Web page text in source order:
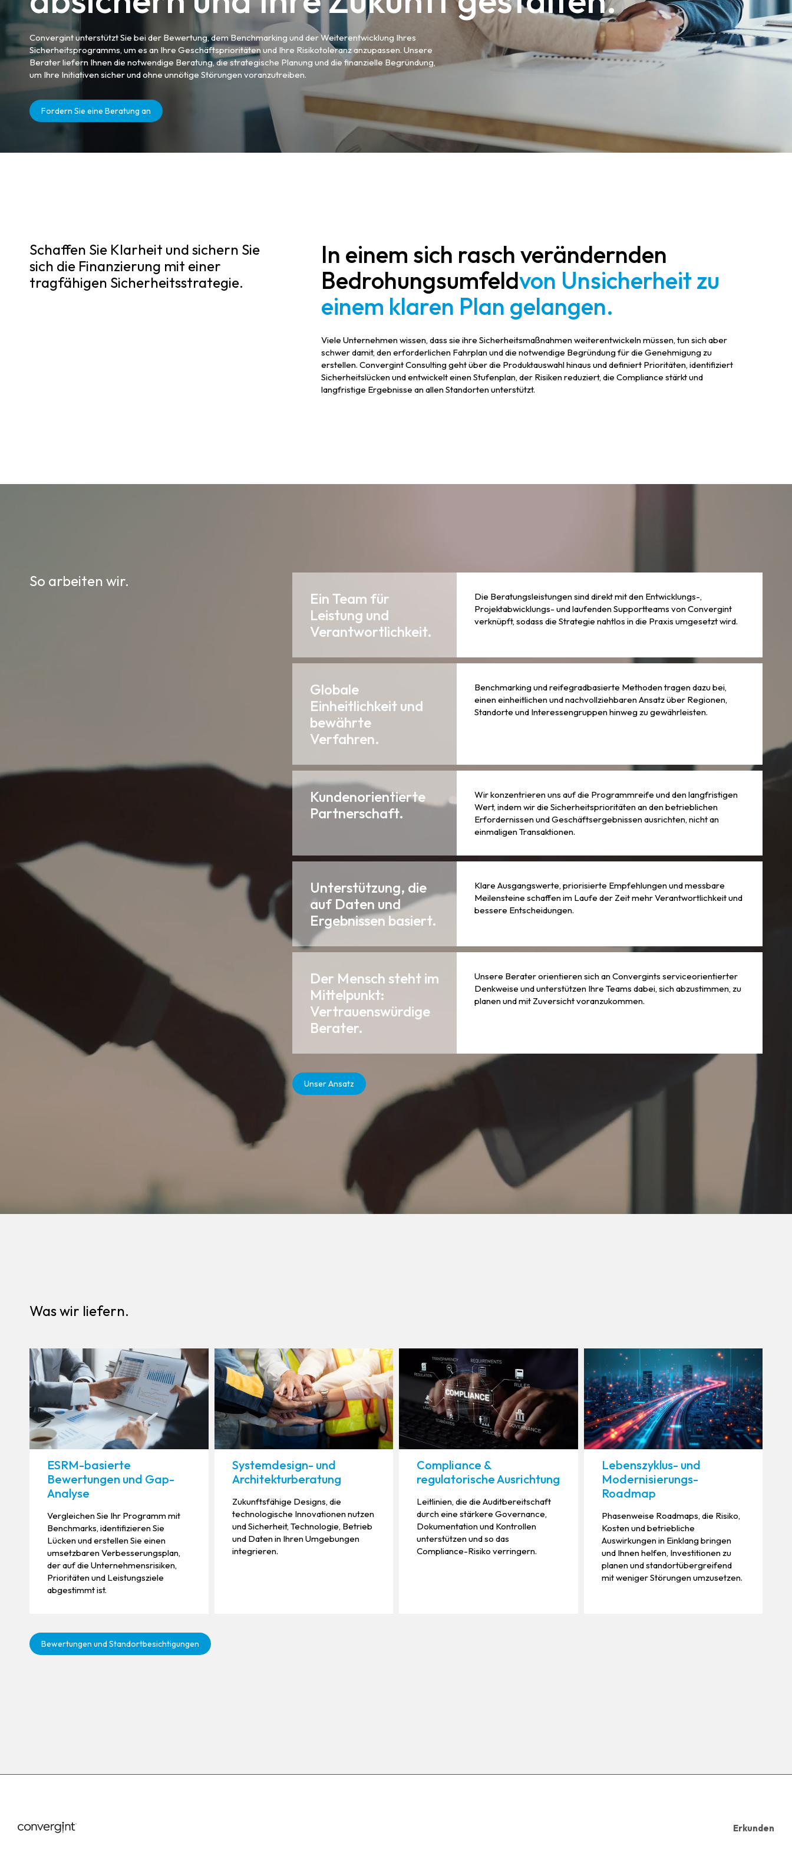
Convergint unterstützt Sie bei der Bewertung, dem Benchmarking und der Weiterentwicklung Ihres
Sicherheitsprogramms, um es an Ihre Geschäftsprioritäten und Ihre Risikotoleranz anzupassen. Unsere
Berater liefern Ihnen die notwendige Beratung, die strategische Planung und die finanzielle Begründung,
um Ihre Initiativen sicher und ohne unnötige Störungen voranzutreiben.
Fordern Sie eine Beratung an
Schaffen Sie Klarheit und sichern Sie
sich die Finanzierung mit einer
tragfähigen Sicherheitsstrategie.
In einem sich rasch verändernden
Bedrohungsumfeldvon Unsicherheit zu
einem klaren Plan gelangen.
Viele Unternehmen wissen, dass sie ihre Sicherheitsmaßnahmen weiterentwickeln müssen, tun sich aber
schwer damit, den erforderlichen Fahrplan und die notwendige Begründung für die Genehmigung zu
erstellen. Convergint Consulting geht über die Produktauswahl hinaus und definiert Prioritäten, identifiziert
Sicherheitslücken und entwickelt einen Stufenplan, der Risiken reduziert, die Compliance stärkt und
langfristige Ergebnisse an allen Standorten unterstützt.
So arbeiten wir.
Ein Team für
Leistung und
Verantwortlichkeit.
Die Beratungsleistungen sind direkt mit den Entwicklungs-,
Projektabwicklungs- und laufenden Supportteams von Convergint
verknüpft, sodass die Strategie nahtlos in die Praxis umgesetzt wird.
Globale
Einheitlichkeit und
bewährte
Verfahren.
Benchmarking und reifegradbasierte Methoden tragen dazu bei,
einen einheitlichen und nachvollziehbaren Ansatz über Regionen,
Standorte und Interessengruppen hinweg zu gewährleisten.
Kundenorientierte
Partnerschaft.
Wir konzentrieren uns auf die Programmreife und den langfristigen
Wert, indem wir die Sicherheitsprioritäten an den betrieblichen
Erfordernissen und Geschäftsergebnissen ausrichten, nicht an
einmaligen Transaktionen.
Unterstützung, die
auf Daten und
Ergebnissen basiert.
Klare Ausgangswerte, priorisierte Empfehlungen und messbare
Meilensteine ​​schaffen im Laufe der Zeit mehr Verantwortlichkeit und
bessere Entscheidungen.
Der Mensch steht im
Mittelpunkt:
Vertrauenswürdige
Berater.
Unsere Berater orientieren sich an Convergints serviceorientierter
Denkweise und unterstützen Ihre Teams dabei, sich abzustimmen, zu
planen und mit Zuversicht voranzukommen.
Unser Ansatz
Was wir liefern.
ESRM-basierte
Bewertungen und Gap-
Analyse
Vergleichen Sie Ihr Programm mit
Benchmarks, identifizieren Sie
Lücken und erstellen Sie einen
umsetzbaren Verbesserungsplan,
der auf die Unternehmensrisiken,
Prioritäten und Leistungsziele
abgestimmt ist.
Systemdesign- und
Architekturberatung
Zukunftsfähige Designs, die
technologische Innovationen nutzen
und Sicherheit, Technologie, Betrieb
und Daten in Ihren Umgebungen
integrieren.
Compliance &
regulatorische Ausrichtung
Leitlinien, die die Auditbereitschaft
durch eine stärkere Governance,
Dokumentation und Kontrollen
unterstützen und so das
Compliance-Risiko verringern.
Lebenszyklus- und
Modernisierungs-
Roadmap
Phasenweise Roadmaps, die Risiko,
Kosten und betriebliche
Auswirkungen in Einklang bringen
und Ihnen helfen, Investitionen zu
planen und standortübergreifend
mit weniger Störungen umzusetzen.
Bewertungen und Standortbesichtigungen
Erkunden